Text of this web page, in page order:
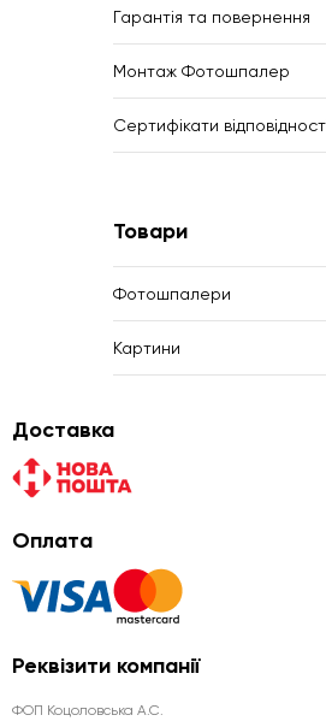
Гарантія та повернення
Монтаж Фотошпалер
Сертифікати
Товари
Фотошпалери
Картини
Доставка
Оплата
Реквізити компанії
ФОП Коцоловська А.С.